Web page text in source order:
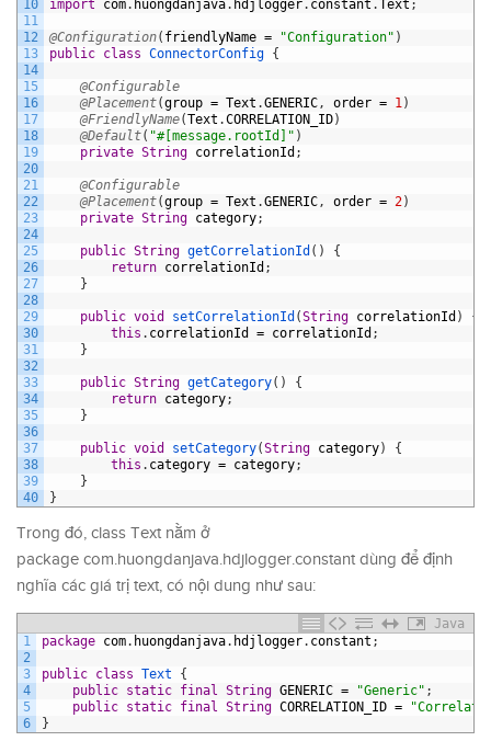
10
11
12
13
14
15
16
17
18
19
20
21
22
23
24
25
26
27
28
29
30
31
32
33
34
35
36
37
38
39
40
import com. huongdanjava. hdjlogger. constant .Text ;
@Configuration( friendlyName = "Configuration" )
public class ConnectorConfig {
@Configurable
@Placement(group = Text .GENERIC , order = 1 )
@FriendlyName(Text .CORRELATION_ID)
@Default( "#[message.rootId]" )
private String correlationId ;
@Configurable
@Placement(group = Text .GENERIC , order = 2)
private String category;
public String getCorrelationId ( )
{
return correlationId ;
}
public void setCorrelationId (String correlationId )
{
this . correlationId = correlationId ;
}
public String getCategory( )
{
return category;
}
public void setCategory(String category)
{
this . category = category;
}
}
Trong đó, class Text nằm ở
package com.huongdanjava.hdjlogger.constant dùng để định
nghĩa các giá trị text, có nội dung như sau:
Java
1
2
3
4
5
6
package com. huongdanjava. hdjlogger. constant ;
public class Text
{
public static final String GENERIC = "Generic" ;
public static final String CORRELATION_ID =
}